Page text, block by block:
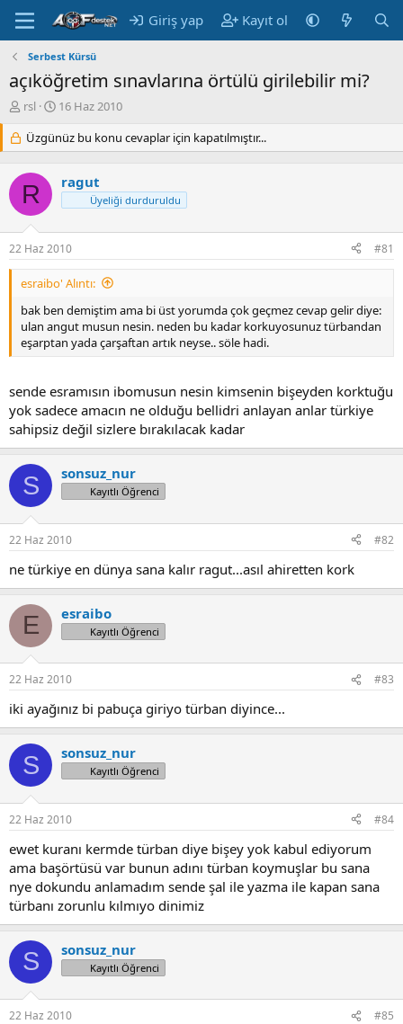
Giriş yap Kayıt ol
Serbest Kürsü
açıköğretim sınavlarına örtülü girilebilir mi?
K
n
u
y
u
B
a
ş
a
t
n
rsl
B
ş
l
n
ç
t
a
r
h
i
16 Haz 2010
Üzgünüz bu konu cevaplar için kapatılmıştır...
R ragut
Üyeliği durduruldu
22 Haz 2010 #81
esraibo' Alıntı:
bak ben demiştim ama bi üst yorumda çok geçmez cevap gelir diye:
ulan angut musun nesin. neden bu kadar korkuyosunuz türbandan
eşarptan yada çarşaftan artık neyse.. söle hadi.
sende esramısın ibomusun nesin kimsenin bişeyden korktuğu
yok sadece amacın ne olduğu bellidri anlayan anlar türkiye
sahipsiz değil sizlere bırakılacak kadar
S sonsuz_nur
Kayıtlı Öğrenci
22 Haz 2010 #82
ne türkiye en dünya sana kalır ragut...asıl ahiretten kork
E esraibo
Kayıtlı Öğrenci
22 Haz 2010 #83
iki ayağınız bi pabuça giriyo türban diyince...
S sonsuz_nur
Kayıtlı Öğrenci
22 Haz 2010 #84
ewet kuranı kermde türban diye bişey yok kabul ediyorum
ama başörtüsü var bunun adını türban koymuşlar bu sana
nye dokundu anlamadım sende şal ile yazma ile kapan sana
türbanı zorunlu kılmıyo dinimiz
S sonsuz_nur
Kayıtlı Öğrenci
22 Haz 2010 #85